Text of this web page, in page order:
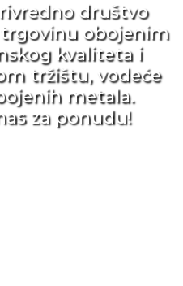
društvo
trgovinu obojenim
kvaliteta i
tržištu, vodeće
metala.
za ponudu!